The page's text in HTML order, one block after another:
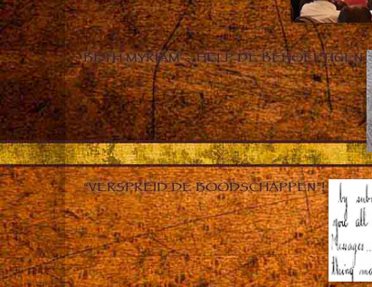
BETH MYRIAM – HELP DE BEHOEFTIGEN
“VERSPREID DE BOODSCHAPPEN”!